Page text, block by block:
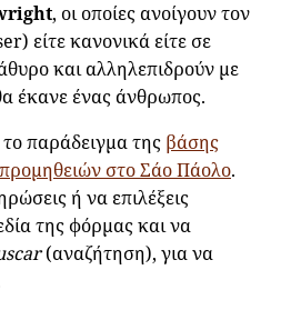
, οι οποίες ανοίγουν τον
είτε κανονικά είτε σε
και αλληλεπιδρούν με
έκανε ένας άνθρωπος.
παράδειγμα της βάσης
στο Σάο Πάολο.
ή να επιλέξεις
της φόρμας και να
(αναζήτηση), για να